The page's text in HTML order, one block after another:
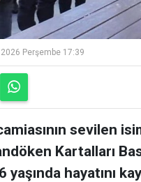
Perşembe 17:39
sevilen
Kartalları
yaşında hayatını